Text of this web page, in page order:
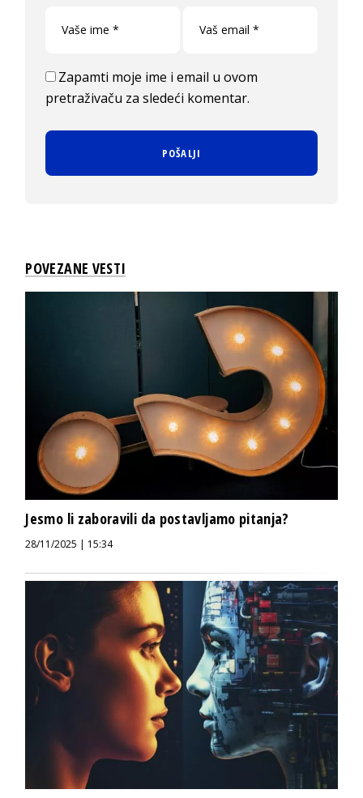
Zapamti moje ime i email u ovom
pretraživaču za sledeći komentar.
POVEZANE VESTI
Jesmo li zaboravili da postavljamo pitanja?
28/11/2025 | 15:34